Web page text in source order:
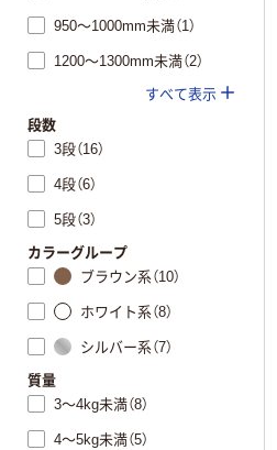
950～1000mm未満（1）
1200～1300mm未満（2）
すべて表示
段数
3段（16）
4段（6）
5段（3）
カラーグループ
ブラウン系（10）
ホワイト系（8）
シルバー系（7）
質量
3～4kg未満（8）
4～5kg未満（5）